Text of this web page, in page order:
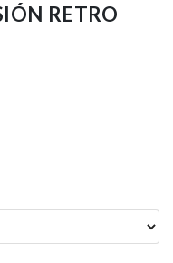
RETRO